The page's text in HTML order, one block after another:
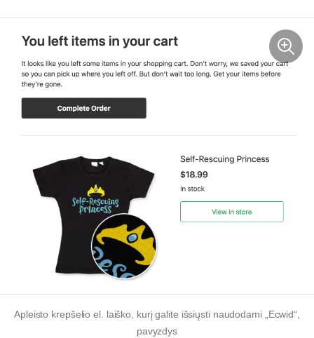
Apleisto krepšelio el. laiško, kurį galite išsiųsti naudodami „Ecwid“,
pavyzdys